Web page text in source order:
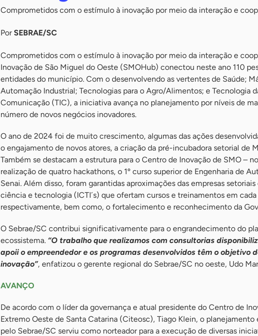
Comprometidos com o estímulo à inovação por meio da interação e
PorSEBRAE/SC
Comprometidos com o estímulo à inovação por meio da interação e
Inovação de São Miguel do Oeste (SMOHub) conectou neste ano 110
entidades do município. Com o desenvolvendo as vertentes de Saúde;
Automação Industrial; Tecnologias para o Agro/Alimentos; e Tecnologia
Comunicação (TIC), a iniciativa avança no planejamento por níveis de
número de novos negócios inovadores.
O ano de 2024 foi de muito crescimento, algumas das ações
o engajamento de novos atores, a criação da pré-incubadora setorial de
Também se destacam a estrutura para o Centro de Inovação de SMO –
realização de quatro hackathons, o 1º curso superior de Engenharia de
Senai. Além disso, foram garantidas aproximações das empresas
ciência e tecnologia (ICTI´s) que ofertam cursos e treinamentos em cada
respectivamente, bem como, o fortalecimento e reconhecimento da
O Sebrae/SC contribui significativamente para o engrandecimento do
ecossistema. “O trabalho que realizamos com consultorias
apoii o empreendedor e os programas desenvolvidos têm o objetivo
inovação”, enfatizou o gerente regional do Sebrae/SC no oeste, Udo
AVANÇO
De acordo com o líder da governança e atual presidente do Centro de
Extremo Oeste de Santa Catarina (Citeosc), Tiago Klein, o
pelo Sebrae/SC serviu como norteador para a execução de diversas